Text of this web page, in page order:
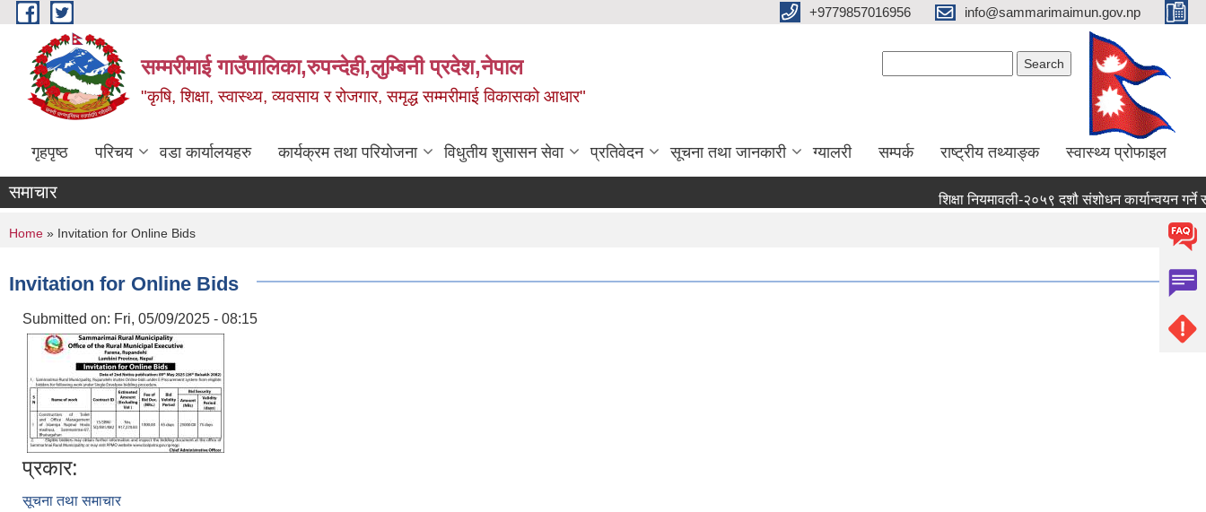
Skip to main content +9779857016956 info@sammarimaimun.gov.np
सम्मरीमाई गाउँपालिका,रुपन्देही,लुम्बिनी प्रदेश,नेपाल
"कृषि, शिक्षा, स्वास्थ्य, व्यवसाय र रोजगार, समृद्ध सम्मरीमाई विकासको आधार"
गृहपृष्ठ परिचय वडा कार्यालयहरु कार्यक्रम तथा परियोजना विधुतीय शुसासन सेवा प्रतिवेदन सूचना तथा जानकारी ग्यालरी सम्पर्क राष्ट्रीय तथ्याङ्क स्वास्थ्य प्रोफाइल
समाचार शिक्षा नियमावली-२०५९ दशौ संशोधन कार्यान्वयन गर्ने
You are here
Home » Invitation for Online Bids
Invitation for Online Bids
Submitted on: Fri, 05/09/2025 - 08:15
प्रकार:
सूचना तथा समाचार